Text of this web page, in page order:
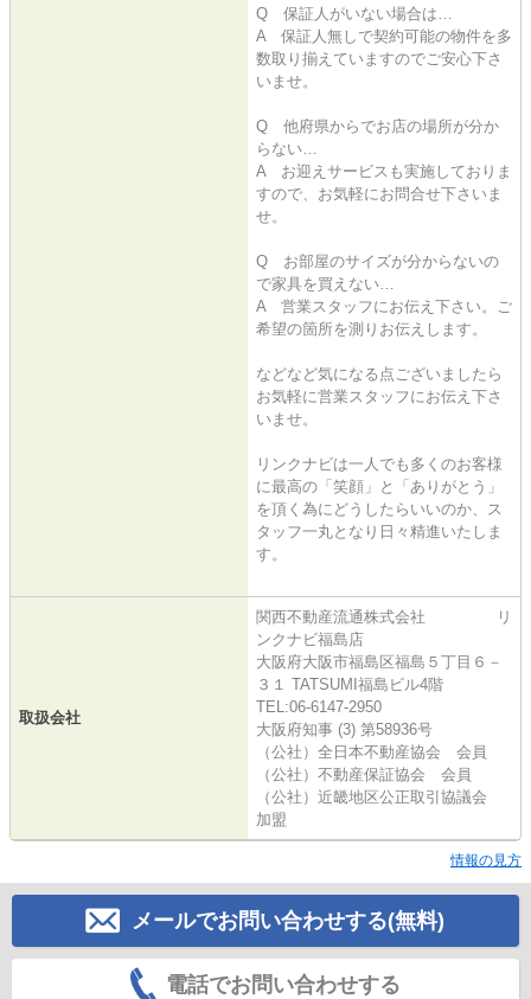
Q 保証人がいない場合は…
A 保証人無しで契約可能の物件を多
数取り揃えていますのでご安心下さ
いませ。
Q 他府県からでお店の場所が分か
らない…
A お迎えサービスも実施しておりま
すので、お気軽にお問合せ下さいま
せ。
Q お部屋のサイズが分からないの
で家具を買えない…
A 営業スタッフにお伝え下さい。ご
希望の箇所を測りお伝えします。
などなど気になる点ございましたら
お気軽に営業スタッフにお伝え下さ
いませ。
リンクナビは一人でも多くのお客様
に最高の「笑顔」と「ありがとう」
を頂く為にどうしたらいいのか、ス
タッフ一丸となり日々精進いたしま
す。
取扱会社
関西不動産流通株式会社 リ
ンクナビ福島店
大阪府大阪市福島区福島５丁目６－
３１ TATSUMI福島ビル4階
TEL:06-6147-2950
大阪府知事 (3) 第58936号
（公社）全日本不動産協会 会員
（公社）不動産保証協会 会員
（公社）近畿地区公正取引協議会
加盟
情報の見方
メールでお問い合わせする(無料)
電話でお問い合わせする